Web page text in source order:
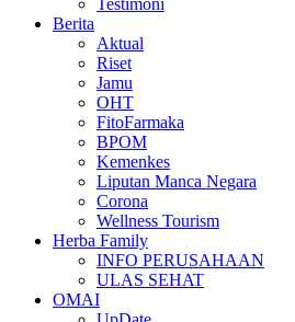
Testimoni
Berita
Aktual
Riset
Jamu
OHT
FitoFarmaka
BPOM
Kemenkes
Liputan Manca Negara
Corona
Wellness Tourism
Herba Family
INFO PERUSAHAAN
ULAS SEHAT
OMAI